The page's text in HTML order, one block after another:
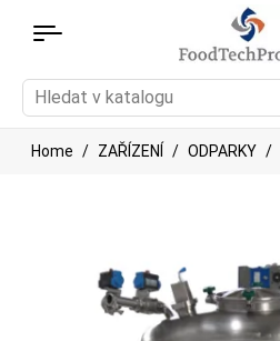
Home ZAŘÍZENÍ ODPARKY